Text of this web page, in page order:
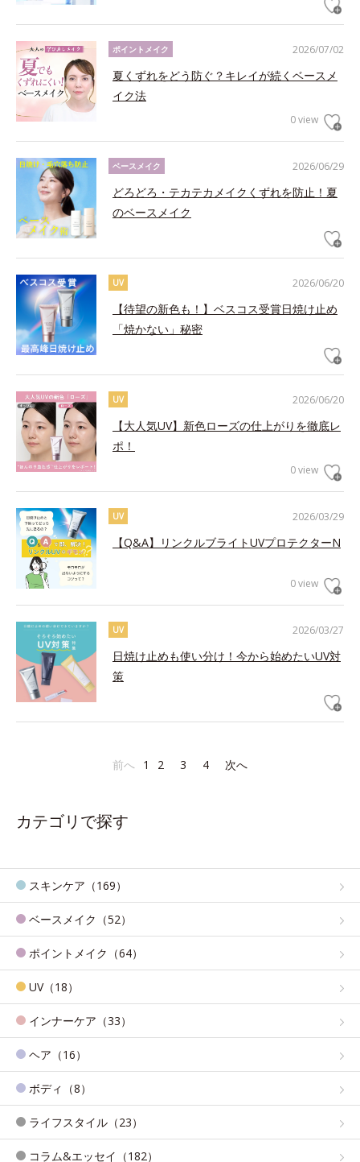
2026/07/02
ポイントメイク
夏くずれをどう防ぐ？キレイが続くベースメ
イク法
0 view
2026/06/29
ベースメイク
どろどろ・テカテカメイクくずれを防止！夏
のベースメイク
2026/06/20
UV
【待望の新色も！】ベスコス受賞日焼け止め
「焼かない」秘密
2026/06/20
UV
【大人気UV】新色ローズの仕上がりを徹底レ
ポ！
0 view
2026/03/29
UV
【Q&A】リンクルブライトUVプロテクターN
0 view
2026/03/27
UV
日焼け止めも使い分け！今から始めたいUV対
策
前へ 1 2 3 4 次へ
カテゴリで探す
スキンケア（169）
ベースメイク（52）
ポイントメイク（64）
UV（18）
インナーケア（33）
ヘア（16）
ボディ（8）
ライフスタイル（23）
コラム&エッセイ（182）